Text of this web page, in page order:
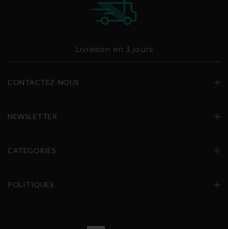
Livraison en 3 jours
CONTACTEZ-NOUS
NEWSLETTER
CATEGORIES
POLITIQUES